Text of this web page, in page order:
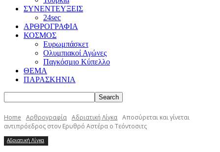
ΣΥΝΕΝΤΕΥΞΕΙΣ
24sec
ΑΡΘΡΟΓΡΑΦΙΑ
ΚΟΣΜΟΣ
Ευρωμπάσκετ
Ολυμπιακοί Αγώνες
Παγκόσμιο Κύπελλο
ΘΕΜΑ
ΠΑΡΑΣΚΗΝΙΑ
Home Αρθρογραφία Αδριατική Λίγκα Αποσύρεται και γίνεται
αντιπρόεδρος στον Ερυθρό Αστέρα ο Τεόντοσιτς
Αδριατική Λίγκα